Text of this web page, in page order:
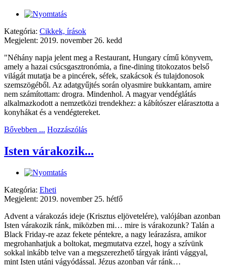
Kategória: Cikkek, írások
Megjelent: 2019. november 26. kedd
"Néhány napja jelent meg a Restaurant, Hungary című könyvem,
amely a hazai csúcsgasztronómia, a fine-dining titokozatos belső
világát mutatja be a pincérek, séfek, szakácsok és tulajdonosok
szemszögéből. Az adatgyűjtés során olyasmire bukkantam, amire
nem számítottam: drogra. Mindenhol. A magyar vendéglátás
alkalmazkodott a nemzetközi trendekhez: a kábítószer elárasztotta a
konyhákat és a vendégtereket.
Bővebben ... Hozzászólás
Isten várakozik...
Kategória: Eheti
Megjelent: 2019. november 25. hétfő
Advent a várakozás ideje (Krisztus eljövetelére), valójában azonban
Isten várakozik ránk, miközben mi… mire is várakozunk? Talán a
Black Friday-re azaz fekete péntekre, a nagy leárazásra, amikor
megrohanhatjuk a boltokat, megmutatva ezzel, hogy a szívünk
sokkal inkább telve van a megszerezhető tárgyak iránti vággyal,
mint Isten utáni vágyódással. Jézus azonban vár ránk…